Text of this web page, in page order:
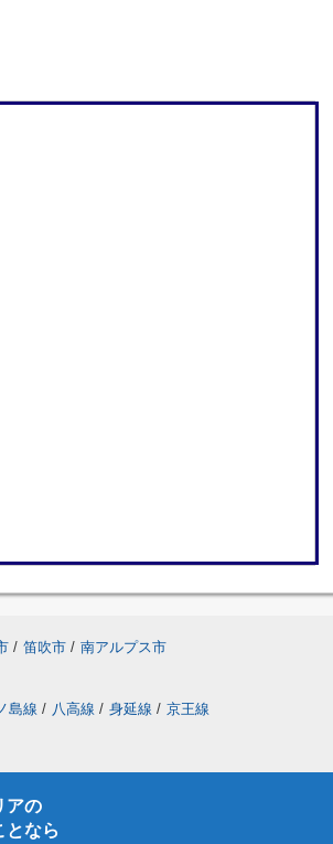
/ 笛吹市 / 南アルプス市
島線 / 八高線 / 身延線 / 京王線
アの
となら